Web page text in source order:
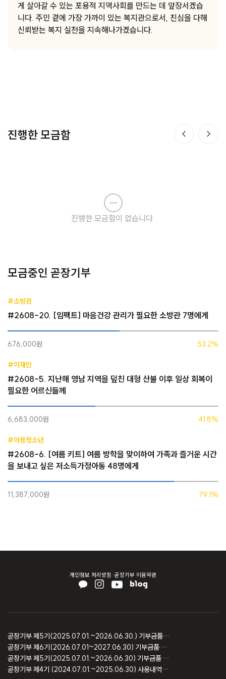
게 살아갈 수 있는 포용적 지역사회를 만드는 데 앞장서겠습
니다. 주민 곁에 가장 가까이 있는 복지관으로서, 진심을 다해
신뢰받는 복지 실천을 지속해나가겠습니다.
진행한 모금함
진행한 모금함이 없습니다.
모금중인 곧장기부
#소방관
#2608-20. [임팩트] 마음건강 관리가 필요한 소방관 7명에게
676,000원 53.2%
#이재민
#2608-5. 지난해 영남 지역을 덮친 대형 산불 이후 일상 회복이
필요한 어르신들께
6,683,000원 41.8%
#아동청소년
#2608-6. [여름 키트] 여름 방학을 맞이하여 가족과 즐거운 시간
을 보내고 싶은 저소득가정아동 48명에게
11,387,000원 79.1%
개인정보 처리방침 곧장기부 이용약관
곧장기부 제5기(2025.07.01.~2026.06.30.) 기부금품 모집결과 보고
곧장기부 제6기(2026.07.01~2027.06.30) 기부금품 모집등록 보고
곧장기부 제5기(2025.07.01.~2026.06.30) 기부금품 모집등록 보고
곧장기부 제4기 (2024.07.01.~2025.06.30) 사용내역 및 회계감사 보고